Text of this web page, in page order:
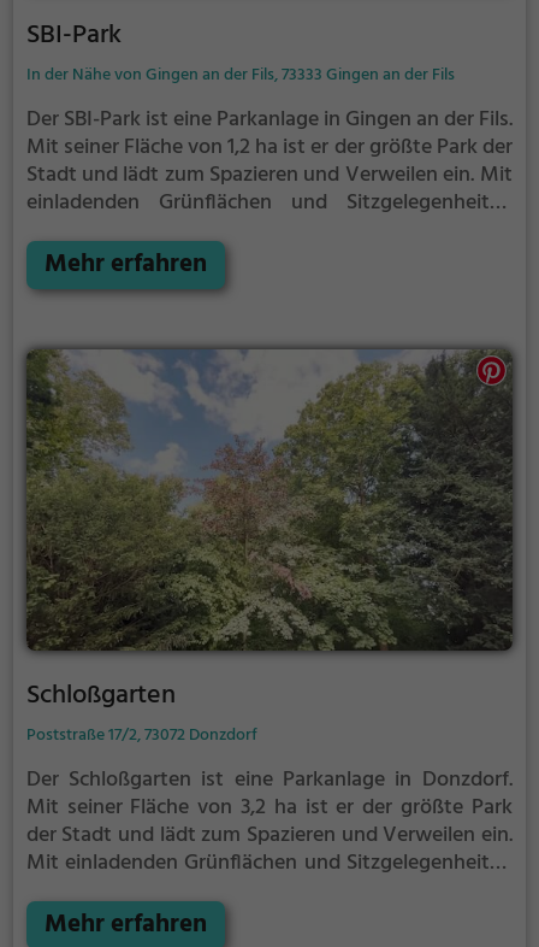
SBI-Park
In der Nähe von Gingen an der Fils, 73333 Gingen an der Fils
Der SBI-Park ist eine Parkanlage in Gingen an der Fils.
Mit seiner Fläche von 1,2 ha ist er der größte Park der
Stadt und lädt zum Spazieren und Verweilen ein. Mit
einladenden Grünflächen und Sitzgelegenheiten
Entspannung.
Mehr erfahren
Schloßgarten
Poststraße 17/2, 73072 Donzdorf
Der Schloßgarten ist eine Parkanlage in Donzdorf.
Mit seiner Fläche von 3,2 ha ist er der größte Park
der Stadt und lädt zum Spazieren und Verweilen ein.
Mit einladenden Grünflächen und Sitzgelegenheiten
Entspannung.
Mehr erfahren